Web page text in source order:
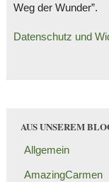
Weg der Wunder”.
Datenschutz und
AUS UNSEREM
Allgemein
AmazingCarmen